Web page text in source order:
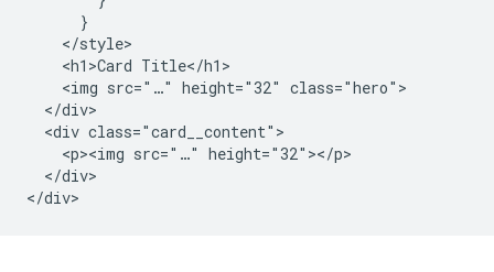
      }
    </style>
    <h1>Card Title</h1>
    <img src="…" height="32" class="hero">
  </div>
  <div class="card__content">
    <p><img src="…" height="32"></p>
  </div>